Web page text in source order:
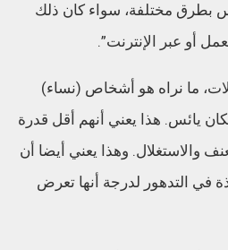
بطرق مختلفة، سواء كان ذلك
أو عبر الإنترنت”.
ما نراه هو أشخاص (نساء)
يائس. هذا يعني أنهم أقل قدرة
والاستغلال. وهذا يعني أيضا أن
التدهور لدرجة أنها تعرض